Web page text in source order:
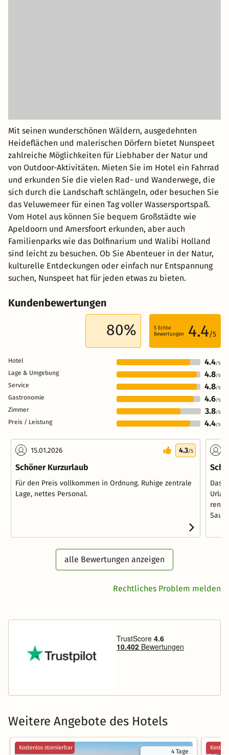
Mit seinen wunderschönen Wäldern, ausgedehnten
Heideflächen und malerischen Dörfern bietet Nunspeet
zahlreiche Möglichkeiten für Liebhaber der Natur und
von Outdoor-Aktivitäten. Mieten Sie im Hotel ein Fahrrad
und erkunden Sie die vielen Rad- und Wanderwege, die
sich durch die Landschaft schlängeln, oder besuchen Sie
das Veluwemeer für einen Tag voller Wassersportspaß.
Vom Hotel aus können Sie bequem Großstädte wie
Apeldoorn und Amersfoort erkunden, aber auch
Familienparks wie das Dolfinarium und Walibi Holland
sind leicht zu besuchen. Ob Sie Abenteuer in der Natur,
kulturelle Entdeckungen oder einfach nur Entspannung
suchen, Nunspeet hat für jeden etwas zu bieten.
Kundenbewertungen
80% 5 Echte
Bewertungen
4.4/5
Hotel 4.4/5
Lage & Umgebung 4.8/5
Service 4.8/5
Gastronomie 4.6/5
Zimmer 3.8/5
Preis / Leistung 4.4/5
15.01.2026 4.3/5
Schöner Kurzurlaub
Für den Preis vollkommen in Ordnung. Ruhige zentrale
Lage, nettes Personal.
Das
alle Bewertungen anzeigen
Rechtliches Problem melden
Weitere Angebote des Hotels
4 Tage
Kostenlos stornierbar